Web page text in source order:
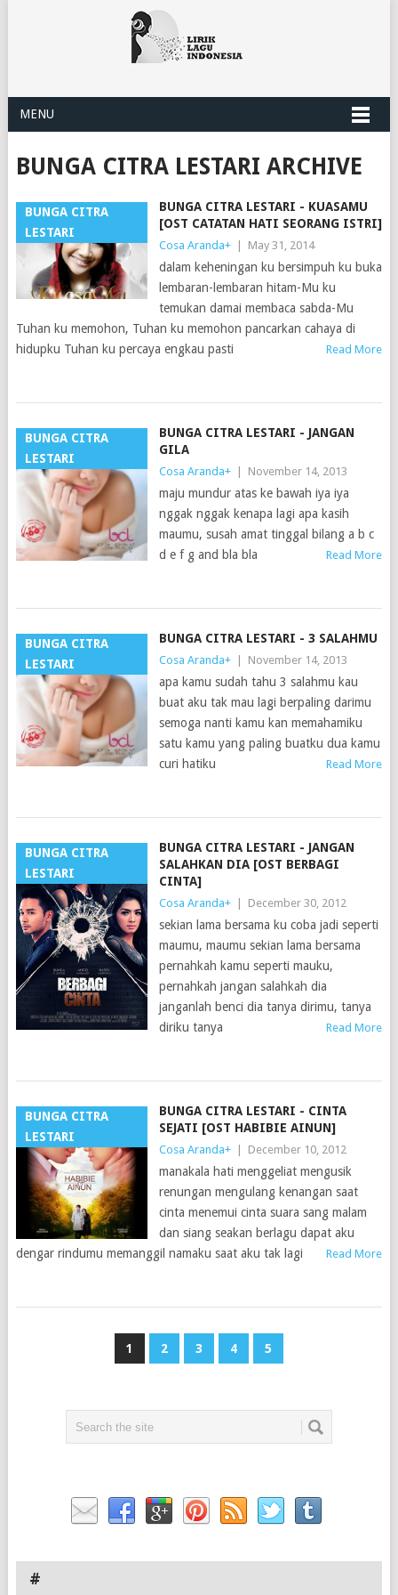
MENU
BUNGA CITRA LESTARI ARCHIVE
BUNGA CITRA
LESTARI
BUNGA CITRA LESTARI - KUASAMU
[OST CATATAN HATI SEORANG ISTRI]
Cosa Aranda+ May 31, 2014
dalam keheningan ku bersimpuh ku buka
lembaran-lembaran hitam-Mu ku
temukan damai membaca sabda-Mu
Tuhan ku memohon, Tuhan ku memohon pancarkan cahaya di
hidupku Tuhan ku percaya engkau pasti
Read More
BUNGA CITRA
LESTARI
BUNGA CITRA LESTARI - JANGAN
GILA
Cosa Aranda+ November 14, 2013
maju mundur atas ke bawah iya iya
nggak nggak kenapa lagi apa kasih
maumu, susah amat tinggal bilang a b c
d e f g and bla bla
Read More
BUNGA CITRA
LESTARI
BUNGA CITRA LESTARI - 3 SALAHMU
Cosa Aranda+ November 14, 2013
apa kamu sudah tahu 3 salahmu kau
buat aku tak mau lagi berpaling darimu
semoga nanti kamu kan memahamiku
satu kamu yang paling buatku dua kamu
curi hatiku
Read More
BUNGA CITRA
LESTARI
BUNGA CITRA LESTARI - JANGAN
SALAHKAN DIA [OST BERBAGI
CINTA]
Cosa Aranda+ December 30, 2012
sekian lama bersama ku coba jadi seperti
maumu, maumu sekian lama bersama
pernahkah kamu seperti mauku,
pernahkah jangan salahkah dia
janganlah benci dia tanya dirimu, tanya
diriku tanya
Read More
BUNGA CITRA
LESTARI
BUNGA CITRA LESTARI - CINTA
SEJATI [OST HABIBIE AINUN]
Cosa Aranda+ December 10, 2012
manakala hati menggeliat mengusik
renungan mengulang kenangan saat
cinta menemui cinta suara sang malam
dan siang seakan berlagu dapat aku
dengar rindumu memanggil namaku saat aku tak lagi
Read More
1 2 3 4 5
#